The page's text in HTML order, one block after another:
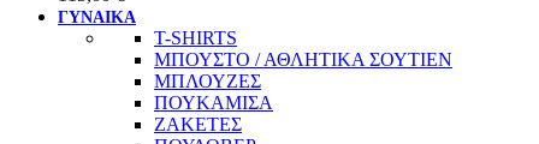
ΓΥΝΑΙΚΑ
T-SHIRTS
ΜΠΟΥΣΤΟ / ΑΘΛΗΤΙΚΑ ΣΟΥΤΙΕΝ
ΜΠΛΟΥΖΕΣ
ΠΟΥΚΑΜΙΣΑ
ΖΑΚΕΤΕΣ